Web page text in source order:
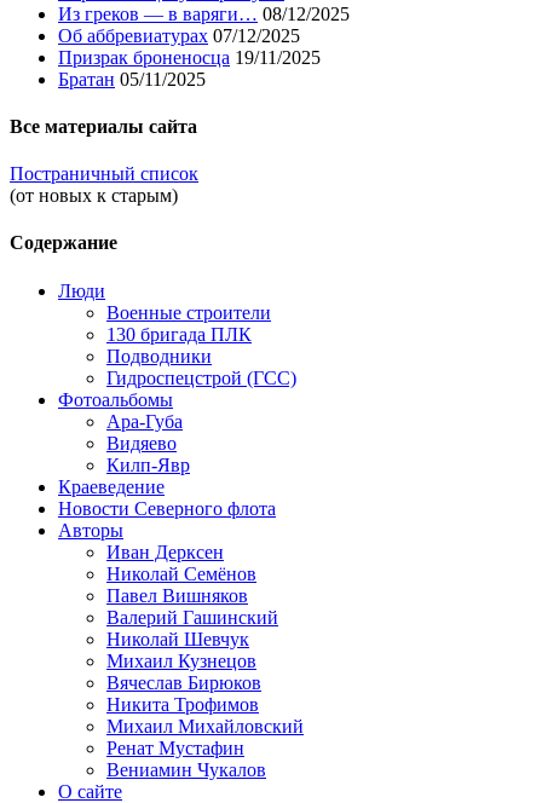
Из греков — в варяги… 08/12/2025
Об аббревиатурах 07/12/2025
Призрак броненосца 19/11/2025
Братан 05/11/2025
Все материалы сайта
Постраничный список
(от новых к старым)
Содержание
Люди
Военные строители
130 бригада ПЛК
Подводники
Гидроспецстрой (ГСС)
Фотоальбомы
Ара-Губа
Видяево
Килп-Явр
Краеведение
Новости Северного флота
Авторы
Иван Дерксен
Николай Семёнов
Павел Вишняков
Валерий Гашинский
Николай Шевчук
Михаил Кузнецов
Вячеслав Бирюков
Никита Трофимов
Михаил Михайловский
Ренат Мустафин
Вениамин Чукалов
О сайте